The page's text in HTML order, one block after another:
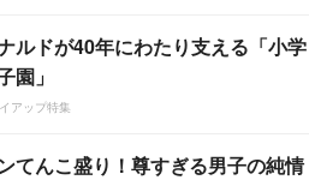
ルドが40年にわたり支える「小学
園」
アップ特集
てんこ盛り！尊すぎる男子の純情